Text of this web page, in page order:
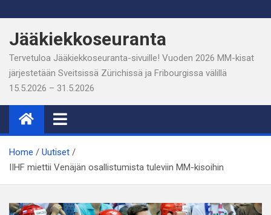
to
content
Jääkiekkoseuranta
Tervetuloa Jääkiekkoseuranta-sivuille! Vuoden 2026 MM-kisat
järjestetään Sveitsissä Zürichissä ja Fribourgissa välillä
15.5.2026 – 31.5.2026
Home
Uutiset
IIHF miettii Venäjän osallistumista tuleviin MM-kisoihin